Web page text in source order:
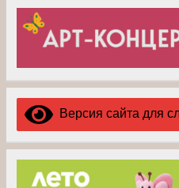
Версия сайта для